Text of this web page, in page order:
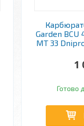
Garden BCU
MT 33
1
Готово